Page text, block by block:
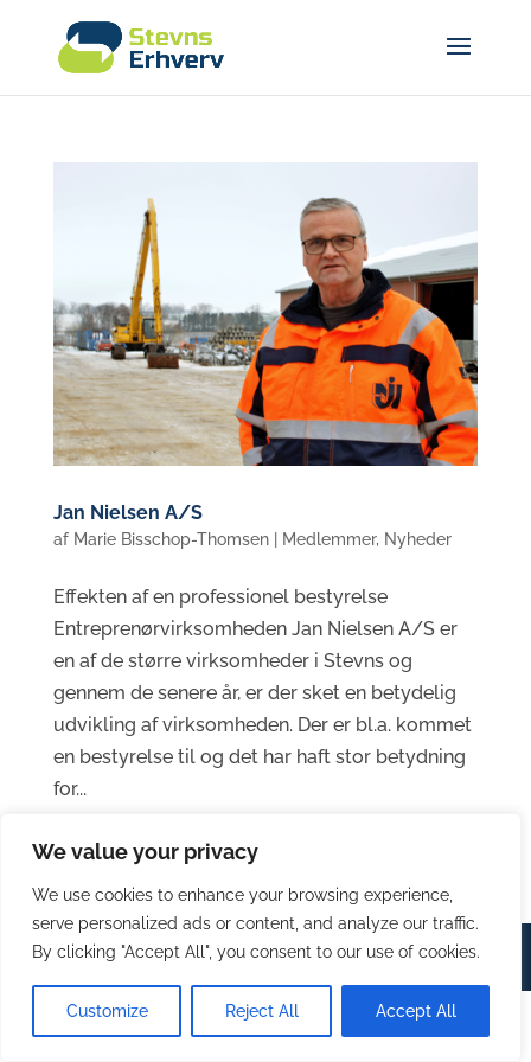
We value your privacy
We use cookies to enhance your browsing experience,
serve personalized ads or content, and analyze our traffic.
By clicking "Accept All", you consent to our use of cookies.
Customize Reject All Accept All
Jan Nielsen A/S
af Marie Bisschop-Thomsen| Medlemmer, Nyheder
Effekten af en professionel bestyrelse
Entreprenørvirksomheden Jan Nielsen A/S er
en af de større virksomheder i Stevns og
gennem de senere år, er der sket en betydelig
udvikling af virksomheden. Der er bl.a. kommet
en bestyrelse til og det har haft stor betydning
for...
© Stevns Erhverv 2023 | Design byHouse of Marketing